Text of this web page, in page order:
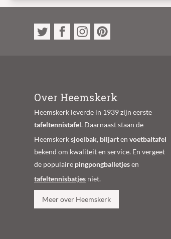
Over Heemskerk
Heemskerk leverde in 1939 zijn eerste
tafeltennistafel. Daarnaast staan de
Heemskerksjoelbak, biljarten voetbaltafel
bekend om kwaliteit en service. En vergeet
de populaire pingpongballetjesen
tafeltennisbatjes niet.
Meer over Heemskerk